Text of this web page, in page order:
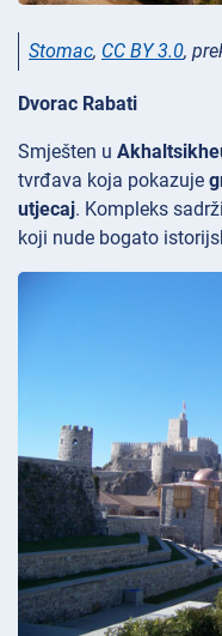
Stomac, CC BY 3.0,
Dvorac Rabati
Smješten u
tvrđava koja pokazuje
utjecaj. Kompleks sadrži
koji nude bogato